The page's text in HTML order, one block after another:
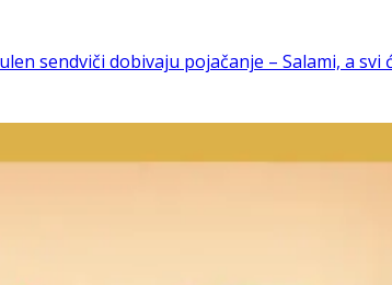
sendviči dobivaju pojačanje – Salami, a